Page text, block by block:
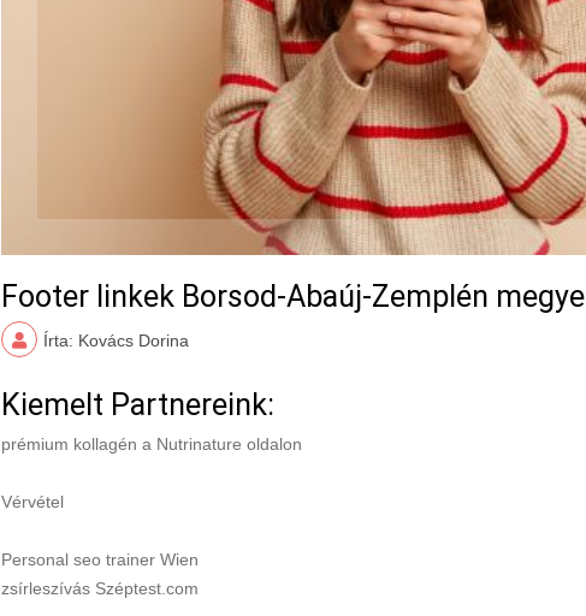
Footer linkek Borsod-Abaúj-Zemplén megye
Írta: Kovács Dorina
Kiemelt Partnereink:
prémium kollagén a Nutrinature oldalon
Vérvétel
Personal seo trainer Wien
zsírleszívás Széptest.com